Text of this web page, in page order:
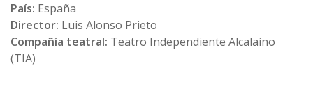
País: España
Director: Luis Alonso Prieto
Compañía teatral: Teatro Independiente Alcalaíno
(TIA)